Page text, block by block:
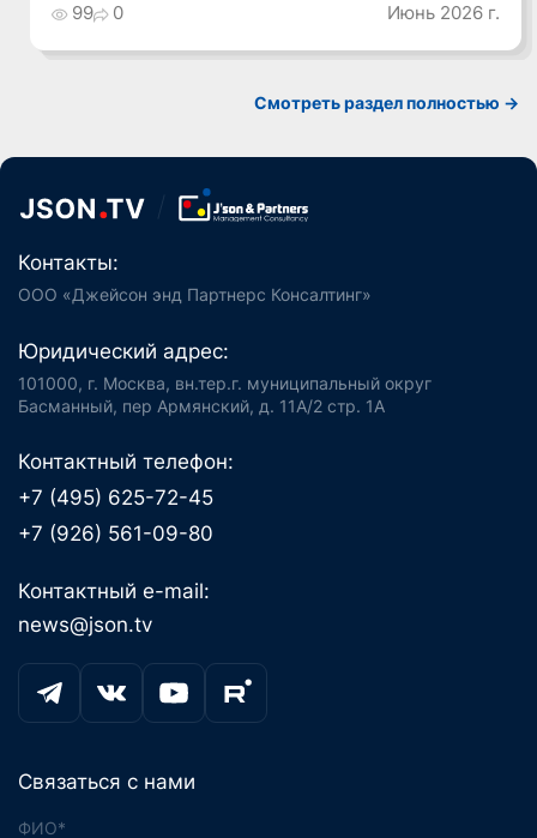
99 0 Июнь 2026 г.
Смотреть раздел полностью ->
Контакты:
ООО «Джейсон энд Партнерс Консалтинг»
Юридический адрес:
101000, г. Москва, вн.тер.г. муниципальный округ
Басманный, пер Армянский, д. 11А/2 стр. 1А
Контактный телефон:
+7 (495) 625-72-45
+7 (926) 561-09-80
Контактный e-mail:
news@json.tv
Связаться с нами